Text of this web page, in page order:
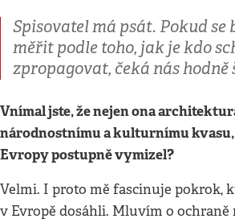
Spisovatel má psát. Pokud se
měřit podle toho, jak je kdo
zpropagovat, čeká nás
Vnímal jste, že nejen ona
národnostnímu a kulturnímu
Evropy postupně vymizel?
Velmi. I proto mě fascinuje pokrok,
v Evropě dosáhli. Mluvím o ochraně